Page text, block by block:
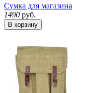
Сумка для магазина
1490 руб.
В корзину